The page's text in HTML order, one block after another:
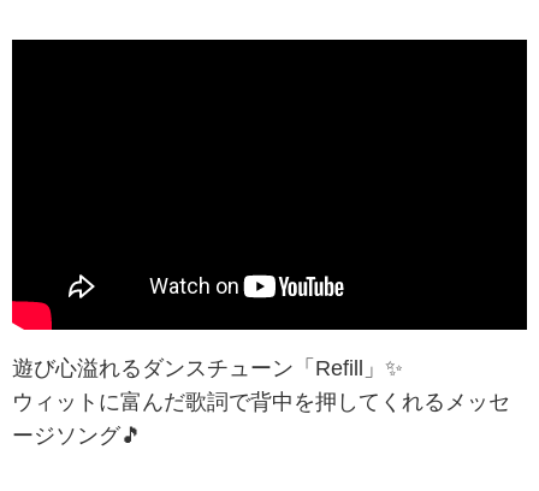
遊び心溢れるダンスチューン「Refill」✨
ウィットに富んだ歌詞で背中を押してくれるメッセ
ージソング🎵